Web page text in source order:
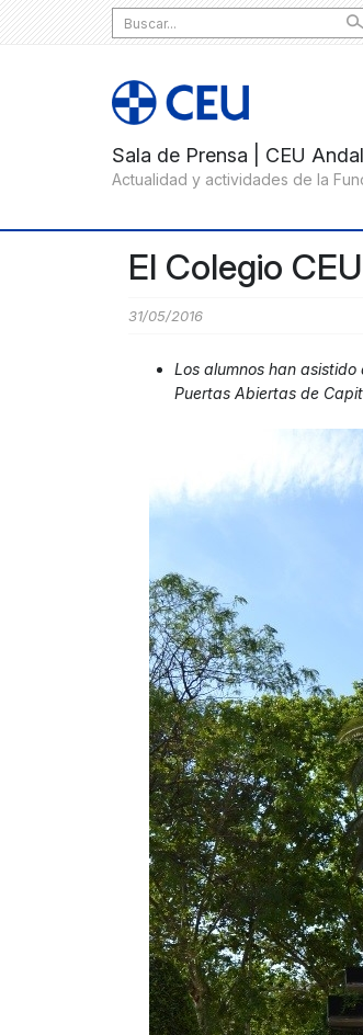
Search
for:
El Colegio
31/05/2016
Los alumnos han
Puertas Abiertas de